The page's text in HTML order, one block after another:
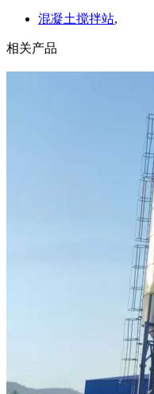
混凝土搅拌站,
相关产品